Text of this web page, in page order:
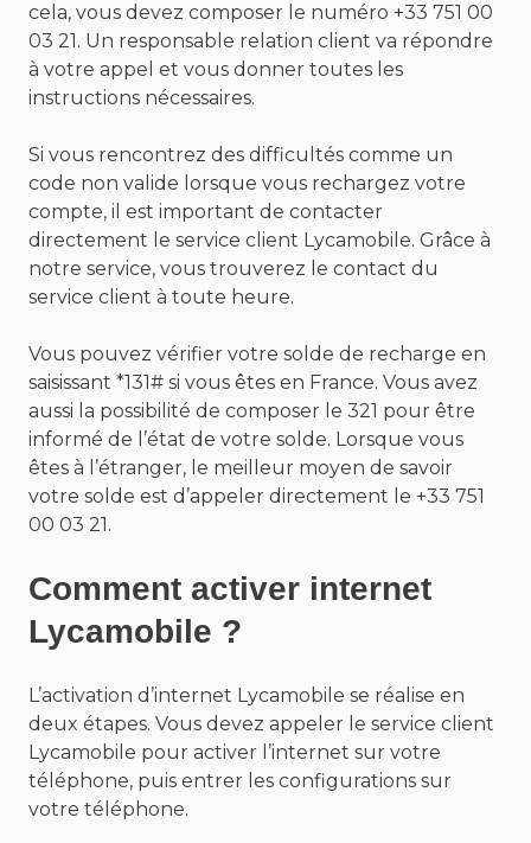
cela, vous devez composer le numéro +33 751 00
03 21. Un responsable relation client va répondre
à votre appel et vous donner toutes les
instructions nécessaires.
Si vous rencontrez des difficultés comme un
code non valide lorsque vous rechargez votre
compte, il est important de contacter
directement le service client Lycamobile. Grâce à
notre service, vous trouverez le contact du
service client à toute heure.
Vous pouvez vérifier votre solde de recharge en
saisissant *131# si vous êtes en France. Vous avez
aussi la possibilité de composer le 321 pour être
informé de l’état de votre solde. Lorsque vous
êtes à l’étranger, le meilleur moyen de savoir
votre solde est d’appeler directement le +33 751
00 03 21.
Comment activer internet
Lycamobile ?
L’activation d’internet Lycamobile se réalise en
deux étapes. Vous devez appeler le service client
Lycamobile pour activer l’internet sur votre
téléphone, puis entrer les configurations sur
votre téléphone.